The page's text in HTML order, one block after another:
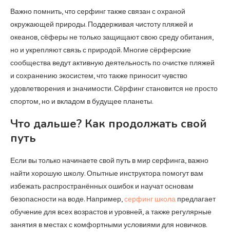
Важно помнить, что серфинг также связан с охраной
окружающей природы. Поддерживая чистоту пляжей и
океанов, сёферы не только защищают свою среду обитания,
но и укрепляют связь с природой. Многие сёрферские
сообщества ведут активную деятельность по очистке пляжей
и сохранению экосистем, что также приносит чувство
удовлетворения и значимости. Сёрфинг становится не просто
спортом, но и вкладом в будущее планеты.
Что дальше? Как продолжать свой
путь
Если вы только начинаете свой путь в мир серфинга, важно
найти хорошую школу. Опытные инструктора помогут вам
избежать распространённых ошибок и научат основам
безопасности на воде. Например,серфинг школа предлагает
обучение для всех возрастов и уровней, а также регулярные
занятия в местах с комфортными условиями для новичков.